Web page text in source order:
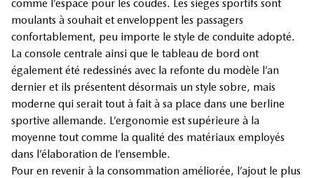
comme l’espace pour les coudes. Les sièges sportifs sont
moulants à souhait et enveloppent les passagers
confortablement, peu importe le style de conduite adopté.
La console centrale ainsi que le tableau de bord ont
également été redessinés avec la refonte du modèle l’an
dernier et ils présentent désormais un style sobre, mais
moderne qui serait tout à fait à sa place dans une berline
sportive allemande. L’ergonomie est supérieure à la
moyenne tout comme la qualité des matériaux employés
dans l’élaboration de l’ensemble.
Pour en revenir à la consommation améliorée, l’ajout le plus